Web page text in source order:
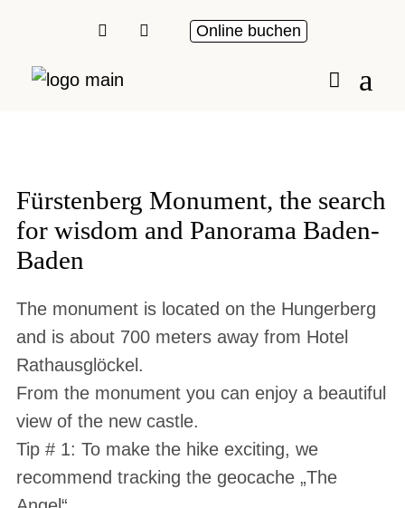
Online buchen
Fürstenberg Monument, the search
for wisdom and Panorama Baden-
Baden
The monument is located on the Hungerberg
and is about 700 meters away from Hotel
Rathausglöckel.
From the monument you can enjoy a beautiful
view of the new castle.
Tip # 1: To make the hike exciting, we
recommend tracking the geocache „The